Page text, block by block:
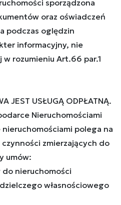
sporządzona
oraz oświadczeń
podczas oględzin
informacyjny, nie
rozumieniu Art.66 par.1
JEST USŁUGĄ ODPŁATNĄ.
Nieruchomościami
polega na
zmierzających do
umów:
do nieruchomości
własnościowego